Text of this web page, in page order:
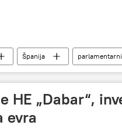
Španija
HE „Dabar“,
evra